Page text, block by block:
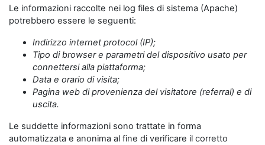
Le informazioni raccolte nei log files di sistema (Apache)
potrebbero essere le seguenti:
Indirizzo internet protocol (IP);
Tipo di browser e parametri del dispositivo usato per
connettersi alla piattaforma;
Data e orario di visita;
Pagina web di provenienza del visitatore (referral) e di
uscita.
Le suddette informazioni sono trattate in forma
automatizzata e anonima al fine di verificare il corretto